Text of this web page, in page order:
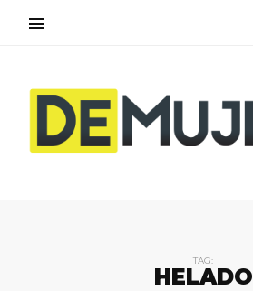
TAG:
HELADO